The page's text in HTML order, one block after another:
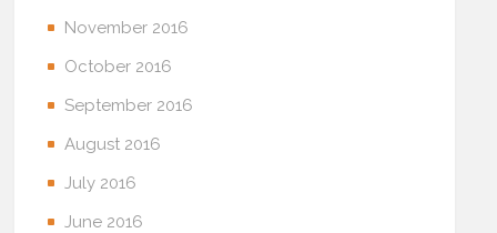
November 2016
October 2016
September 2016
August 2016
July 2016
June 2016